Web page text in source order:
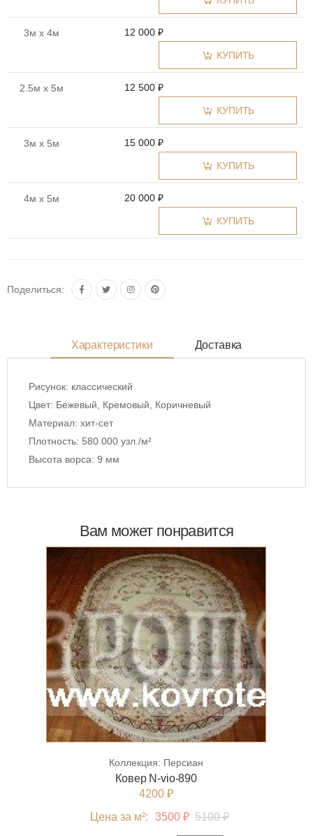
3м x 4м 12 000 ₽
КУПИТЬ
2.5м x 5м 12 500 ₽
КУПИТЬ
3м x 5м 15 000 ₽
КУПИТЬ
4м x 5м 20 000 ₽
КУПИТЬ
Поделиться:
Характеристики Доставка
Рисунок: классический
Цвет: Бежевый, Кремовый, Коричневый
Материал: хит-сет
Плотность: 580 000 узл./м²
Высота ворса: 9 мм
Вам может понравится
Коллекция: Персиан
Ковер N-vio-890
4200 ₽
Цена за м²:
3500 ₽ 5100 ₽